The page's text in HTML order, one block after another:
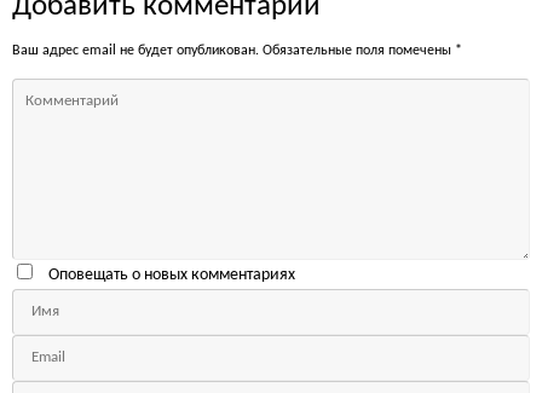
Добавить комментарий
Ваш адрес email не будет опубликован. Обязательные поля помечены *
Оповещать о новых комментариях